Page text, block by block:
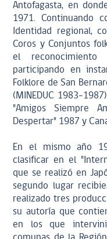
Antofagasta, en
1971. Continuando
Identidad regional,
Coros y Conjuntos
el reconocimiento
participando en
Folklore de San
(MINEDUC 1983-
"Amigos Siempre
Despertar" 1987 y
En el mismo año
clasificar en el
que se realizó en
segundo lugar
realizado tres
su autoría que
en los que